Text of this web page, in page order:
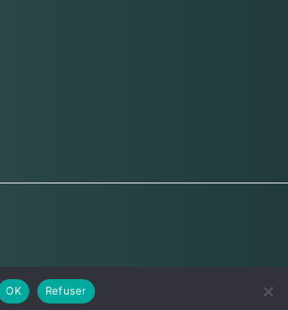
OK Refuser